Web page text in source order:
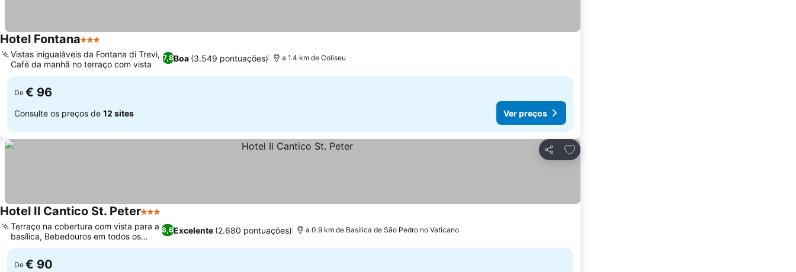
Hotel Fontana3 Estrelas
7,8Boa (3.549 pontuações)
Vistas inigualáveis da Fontana di Trevi,
Café da manhã no terraço com vista
a 1.4 km de Coliseu
De € 96
Consulte os preços de 12 sites Ver preços
Partilhar
Adicionar aos favoritos
Hotel Il Cantico St. Peter3 Estrelas
8,6Excelente (2.680 pontuações)
Terraço na cobertura com vista para a
basílica, Bebedouros em todos os
andares
a 0.9 km de Basílica de São Pedro no Vaticano
De € 90